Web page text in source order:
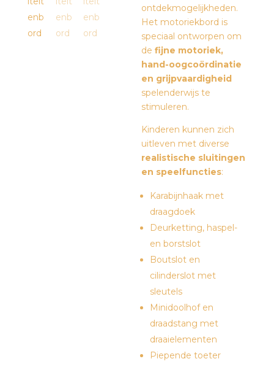
ontdekmogelijkheden.
Het motoriekbord is
speciaal ontworpen om
defijne motoriek,
hand-oogcoördinatie
en grijpvaardigheid
spelenderwijs te
stimuleren.
Kinderen kunnen zich
uitleven met diverse
realistische sluitingen
en speelfuncties:
Karabijnhaak met
draagdoek
Deurketting, haspel-
en borstslot
Boutslot en
cilinderslot met
sleutels
Minidoolhof en
draadstang met
draaielementen
Piepende toeter